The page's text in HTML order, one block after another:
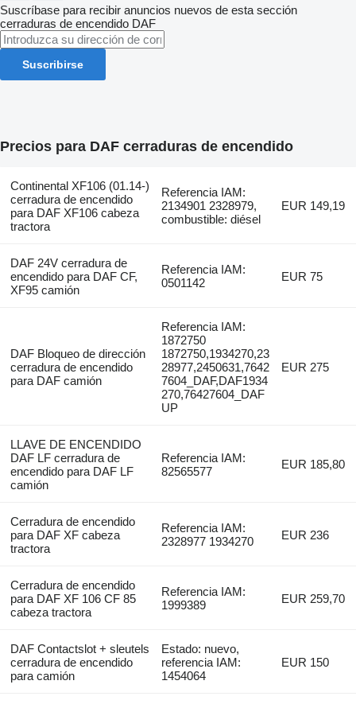
Suscríbase para recibir anuncios nuevos de esta sección
cerraduras de encendido DAF
Suscribirse
Precios para DAF cerraduras de encendido
Continental XF106 (01.14-)
cerradura de encendido
para DAF XF106 cabeza
tractora
Referencia IAM:
2134901 2328979,
combustible: diésel
EUR 149,19
DAF 24V cerradura de
encendido para DAF CF,
XF95 camión
Referencia IAM:
0501142
EUR 75
DAF Bloqueo de dirección
cerradura de encendido
para DAF camión
Referencia IAM:
1872750
1872750,1934270,23
28977,2450631,7642
7604_DAF,DAF1934
270,76427604_DAF
UP
EUR 275
LLAVE DE ENCENDIDO
DAF LF cerradura de
encendido para DAF LF
camión
Referencia IAM:
82565577
EUR 185,80
Cerradura de encendido
para DAF XF cabeza
tractora
Referencia IAM:
2328977 1934270
EUR 236
Cerradura de encendido
para DAF XF 106 CF 85
cabeza tractora
Referencia IAM:
1999389
EUR 259,70
DAF Contactslot + sleutels
cerradura de encendido
para camión
Estado: nuevo,
referencia IAM:
1454064
EUR 150